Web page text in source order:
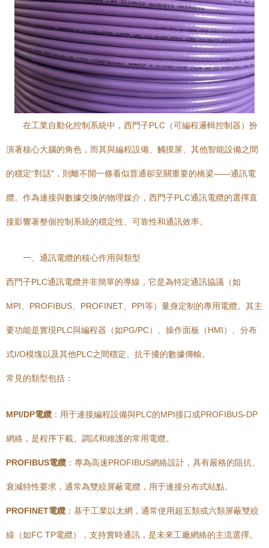
在工業自動化控制系統中，西門子PLC（可編程邏輯控制器）扮
演著核心大腦的角色，而其與編程設備、觸摸屏、其他智能設備之間
的穩定“對話”，則離不開一條看似普通卻至關重要的橋梁——通訊電
纜。作為連接與數據交換的物理媒介，西門子PLC通訊電纜的選擇直
接影響著整個控制系統的穩定性、可靠性和通訊效率。
一、通訊電纜的核心作用與類型
西門子PLC通訊電纜并非簡單的導線，它是為特定通訊協議（如
MPI、PROFIBUS、PROFINET、PPI等）量身定制的專用電纜。其主
要功能是實現PLC與編程器（如PG/PC）、操作面板（HMI）、分布
式I/O模塊以及其他PLC之間穩定、抗干擾的數據傳輸。
常見的類型包括：
MPI/DP電纜 ：用于連接編程設備與PLC的MPI接口或PROFIBUS-DP
網絡，是程序下載、調試和維護的常用電纜。
PROFIBUS電纜 ：專為高速PROFIBUS網絡設計，具有嚴格的阻抗、
衰減特性要求，通常為雙絞屏蔽電纜，用于連接分布式站點。
PROFINET電纜 ：基于工業以太網，通常使用超五類或六類屏蔽雙絞
線（如FC TP電纜），支持實時通訊，是未來工廠網絡的主流選擇。